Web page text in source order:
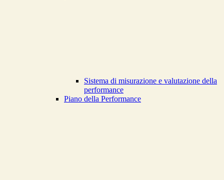
Sistema di misurazione e valutazione della
performance
Piano della Performance